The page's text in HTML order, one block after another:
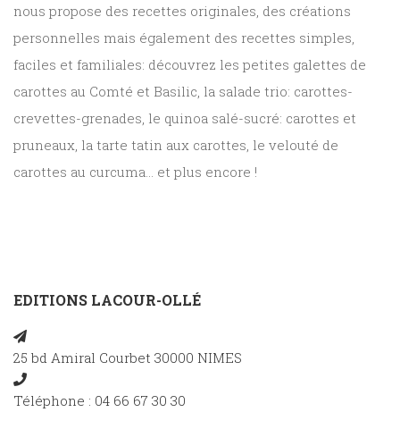
nous propose des recettes originales, des créations
personnelles mais également des recettes simples,
faciles et familiales: découvrez les petites galettes de
carottes au Comté et Basilic, la salade trio: carottes-
crevettes-grenades, le quinoa salé-sucré: carottes et
pruneaux, la tarte tatin aux carottes, le velouté de
carottes au curcuma... et plus encore !
EDITIONS LACOUR-OLLÉ
25 bd Amiral Courbet 30000 NIMES
Téléphone : 04 66 67 30 30